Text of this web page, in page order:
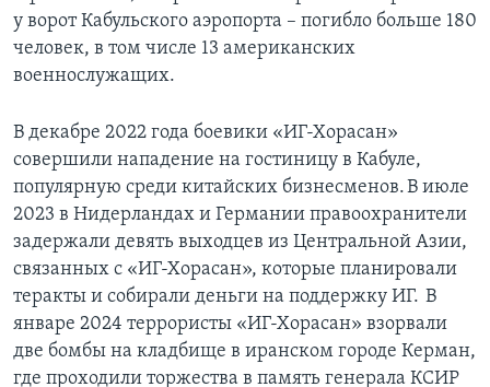
у ворот Кабульского аэропорта – погибло больше 180
человек, в том числе 13 американских
военнослужащих.
В декабре 2022 года боевики «ИГ-Хорасан»
совершили нападение на гостиницу в Кабуле,
популярную среди китайских бизнесменов. В июле
2023 в Нидерландах и Германии правоохранители
задержали девять выходцев из Центральной Азии,
связанных с «ИГ-Хорасан», которые планировали
теракты и собирали деньги на поддержку ИГ. В
январе 2024 террористы «ИГ-Хорасан» взорвали
две бомбы на кладбище в иранском городе Керман,
где проходили торжества в память генерала КСИР